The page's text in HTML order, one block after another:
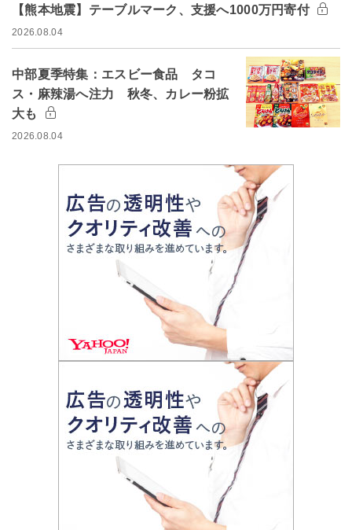
【熊本地震】テーブルマーク、支援へ1000万円寄付
2026.08.04
中部夏季特集：エスビー食品 タコ
ス・麻辣湯へ注力 秋冬、カレー粉拡
大も
2026.08.04